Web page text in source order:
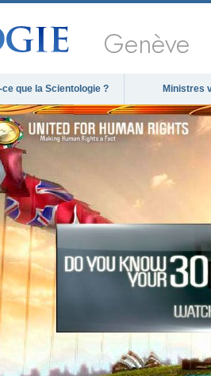
Genève
ce que la Scientologie ? Ministres